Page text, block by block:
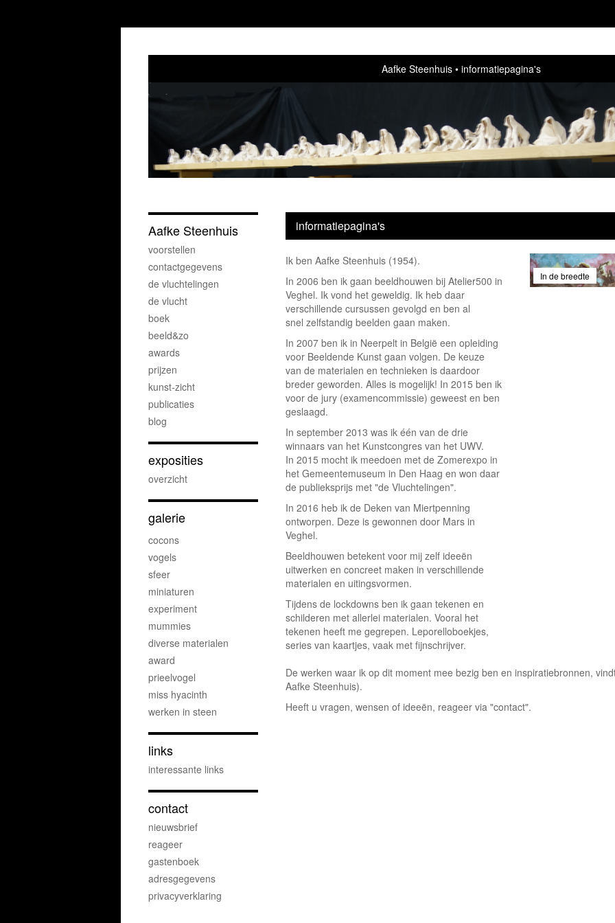
Aafke Steenhuis informatiepagina's
informatiepagina's
In de breedte
Ik ben Aafke Steenhuis (1954).
In 2006 ben ik gaan beeldhouwen bij Atelier500 in
Veghel. Ik vond het geweldig. Ik heb daar
verschillende cursussen gevolgd en ben al
snel zelfstandig beelden gaan maken.
In 2007 ben ik in Neerpelt in België een opleiding
voor Beeldende Kunst gaan volgen. De keuze
van de materialen en technieken is daardoor
breder geworden. Alles is mogelijk! In 2015 ben ik
voor de jury (examencommissie) geweest en ben
geslaagd.
In september 2013 was ik één van de drie
winnaars van het Kunstcongres van het UWV.
In 2015 mocht ik meedoen met de Zomerexpo in
het Gemeentemuseum in Den Haag en won daar
de publieksprijs met "de Vluchtelingen".
In 2016 heb ik de Deken van Miertpenning
ontworpen. Deze is gewonnen door Mars in
Veghel.
Beeldhouwen betekent voor mij zelf ideeën
uitwerken en concreet maken in verschillende
materialen en uitingsvormen.
Tijdens de lockdowns ben ik gaan tekenen en
schilderen met allerlei materialen. Vooral het
tekenen heeft me gegrepen. Leporelloboekjes,
series van kaartjes, vaak met fijnschrijver.
De werken waar ik op dit moment mee bezig ben en inspiratiebronnen,
Aafke Steenhuis).
Heeft u vragen, wensen of ideeën, reageer via "contact".
Aafke Steenhuis
voorstellen
contactgegevens
de vluchtelingen
de vlucht
boek
beeld&zo
awards
prijzen
kunst-zicht
publicaties
blog
exposities
overzicht
galerie
cocons
vogels
sfeer
miniaturen
experiment
mummies
diverse materialen
award
prieelvogel
miss hyacinth
werken in steen
links
interessante links
contact
nieuwsbrief
reageer
gastenboek
adresgegevens
privacyverklaring